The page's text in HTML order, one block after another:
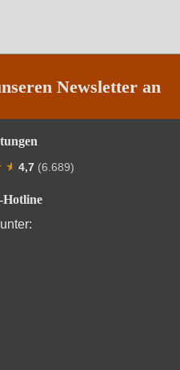
Cuvée (Rot)
Newsletter an
Hotline
★
★ 4,7 (6.689)